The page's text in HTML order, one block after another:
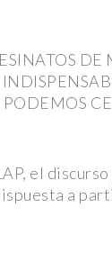
NFL en
DE
el
a